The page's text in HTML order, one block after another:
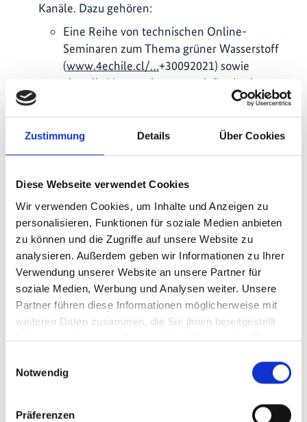
Zustimmung Details Über Cookies
Diese Webseite verwendet Cookies
Wir verwenden Cookies, um Inhalte und Anzeigen zu
personalisieren, Funktionen für soziale Medien anbieten
zu können und die Zugriffe auf unsere Website zu
analysieren. Außerdem geben wir Informationen zu Ihrer
Verwendung unserer Website an unsere Partner für
soziale Medien, Werbung und Analysen weiter. Unsere
Partner führen diese Informationen möglicherweise mit
weiteren Daten zusammen, die Sie ihnen bereitgestellt
haben oder die sie im Rahmen Ihrer Nutzung der Dienste
Notwendig
Präferenzen
Kanäle. Dazu gehören:
Eine Reihe von technischen Online-
Seminaren zum Thema grüner Wasserstoff
(www.4echile.cl/…+30092021) sowie
virtuelle Veranstaltungen mit Institutionen
der deutschen Bundesländer und anderen
Institutionen.
Regelmäßige Podcast-Interviews zur
Energiewende und zum Klimawandel (
Empfangenden in ganz Lateinamerika
erhalten ( tinyurl.com/…
Die regionale Wasserstoffplattform H2LAC
wurde lanciert und kontinuierlich ausgebaut.
Über die Plattform werden die Erfahrungen
Chiles zum Thema grüner Wasserstoff und
dessen Derivate in der Region verbreitet:
www.h2lac.org. Am 24. Juni 2022 fand die
erste H2LAC Green Hydrogen Regional
Conference statt. Das Treffen brachte mehr
Region und auch anderer Kontinente